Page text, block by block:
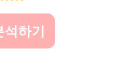
석하기